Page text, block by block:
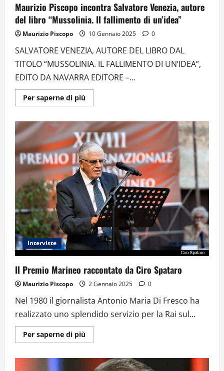
Maurizio Piscopo incontra Salvatore Venezia, autore
del libro “Mussolinia. Il fallimento di un’idea”
Maurizio Piscopo 10 Gennaio 2025 0
SALVATORE VENEZIA, AUTORE DEL LIBRO DAL
TITOLO “MUSSOLINIA. IL FALLIMENTO DI UN’IDEA”,
EDITO DA NAVARRA EDITORE –...
Per saperne di piùUlteriori
informazioni
Piscopo
incontra
Salvatore
Venezia,
autore
del
libro
“Mussolinia.
Il
fallimento
di
un’idea”
Interviste
Il Premio Marineo raccontato da Ciro Spataro
Maurizio Piscopo 2 Gennaio 2025 0
Nel 1980 il giornalista Antonio Maria Di Fresco ha
realizzato uno splendido servizio per la Rai sul...
Per saperne di piùUlteriori
informazioni
Premio
Marineo